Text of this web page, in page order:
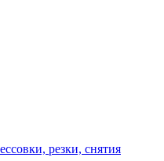
резки, снятия